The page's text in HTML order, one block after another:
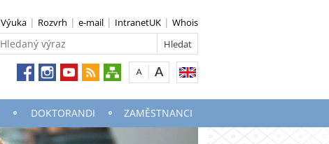
Výuka Rozvrh e-mail IntranetUK Whois
DOKTORANDI ZAMĚSTNANCI